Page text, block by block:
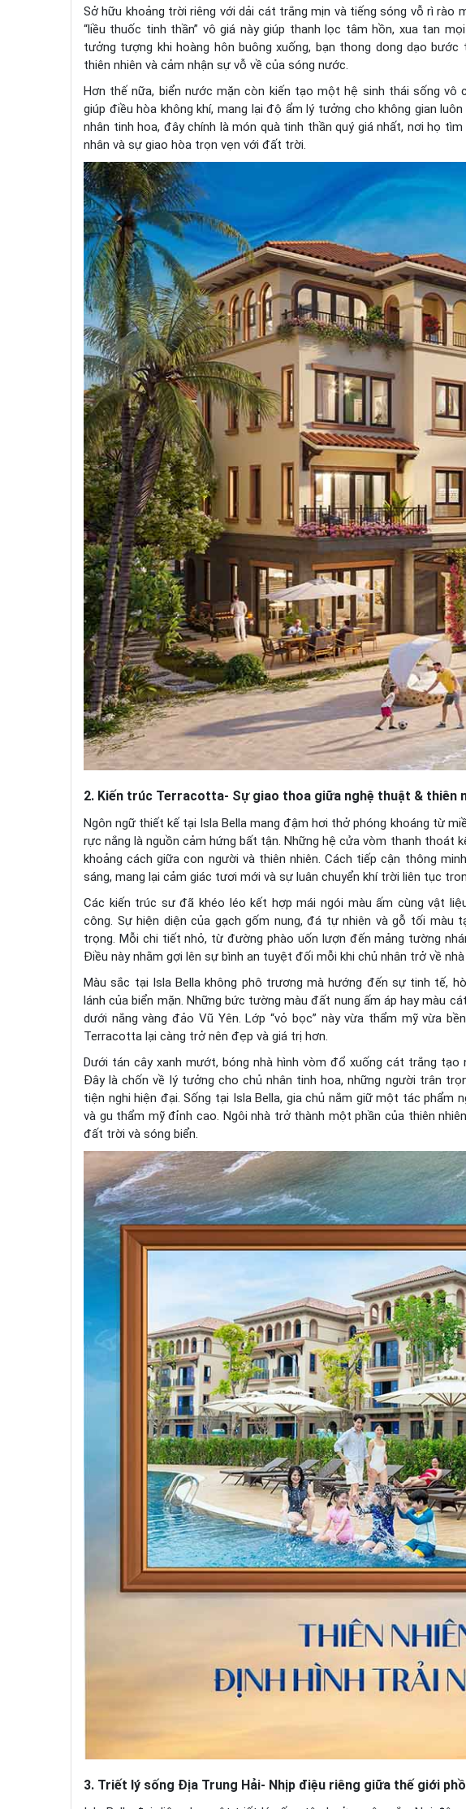
Sở hữu khoảng trời riêng với dải cát trắng mịn và tiếng sóng vỗ rì rào
“liều thuốc tinh thần” vô giá này giúp thanh lọc tâm hồn, xua tan
tưởng tượng khi hoàng hôn buông xuống, bạn thong dong dạo
thiên nhiên và cảm nhận sự vỗ về của sóng nước.
Hơn thế nữa, biển nước mặn còn kiến tạo một hệ sinh thái sống vô
giúp điều hòa không khí, mang lại độ ẩm lý tưởng cho không gian
nhân tinh hoa, đây chính là món quà tinh thần quý giá nhất, nơi họ
nhân và sự giao hòa trọn vẹn với đất trời.
2. Kiến trúc Terracotta- Sự giao thoa giữa nghệ thuật & thiên
Ngôn ngữ thiết kế tại Isla Bella mang đậm hơi thở phóng khoáng từ
rực nắng là nguồn cảm hứng bất tận. Những hệ cửa vòm thanh thoát
khoảng cách giữa con người và thiên nhiên. Cách tiếp cận thông
sáng, mang lại cảm giác tươi mới và sự luân chuyển khí trời liên tục
Các kiến trúc sư đã khéo léo kết hợp mái ngói màu ấm cùng vật
công. Sự hiện diện của gạch gốm nung, đá tự nhiên và gỗ tối màu
trọng. Mỗi chi tiết nhỏ, từ đường phào uốn lượn đến mảng tường
Điều này nhằm gợi lên sự bình an tuyệt đối mỗi khi chủ nhân trở về
Màu sắc tại Isla Bella không phô trương mà hướng đến sự tinh tế,
lánh của biển mặn. Những bức tường màu đất nung ấm áp hay màu
dưới nắng vàng đảo Vũ Yên. Lớp “vỏ bọc” này vừa thẩm mỹ vừa
Terracotta lại càng trở nên đẹp và giá trị hơn.
Dưới tán cây xanh mướt, bóng nhà hình vòm đổ xuống cát trắng
Đây là chốn về lý tưởng cho chủ nhân tinh hoa, những người trân
tiện nghi hiện đại. Sống tại Isla Bella, gia chủ nắm giữ một tác phẩm
và gu thẩm mỹ đỉnh cao. Ngôi nhà trở thành một phần của thiên
đất trời và sóng biển.
3. Triết lý sống Địa Trung Hải- Nhịp điệu riêng giữa thế giới